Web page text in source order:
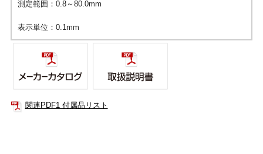
測定範囲：0.8～80.0mm
表示単位：0.1mm
関連PDF1 付属品リスト